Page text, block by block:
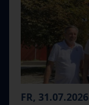
FR,